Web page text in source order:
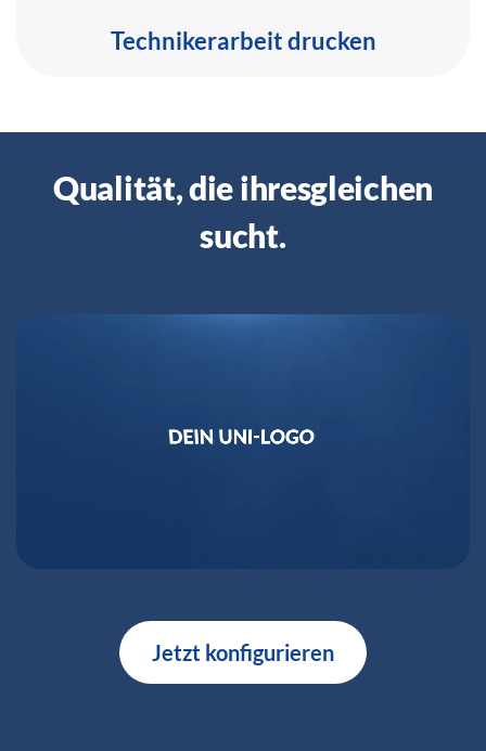
Technikerarbeit drucken
Qualität, die ihresgleichen
sucht.
Jetzt konfigurieren